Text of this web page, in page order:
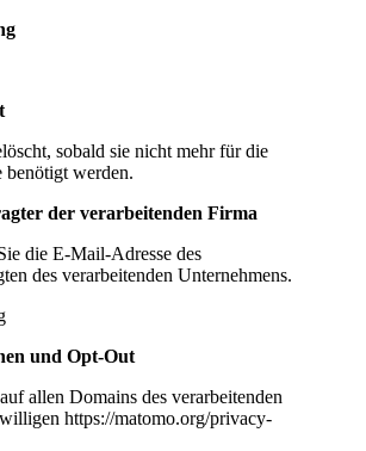
sobald sie nicht mehr für die
benötigt werden.
der verarbeitenden Firma
die E-Mail-Adresse des
des verarbeitenden Unternehmens.
und Opt-Out
allen Domains des verarbeitenden
https://matomo.org/privacy-